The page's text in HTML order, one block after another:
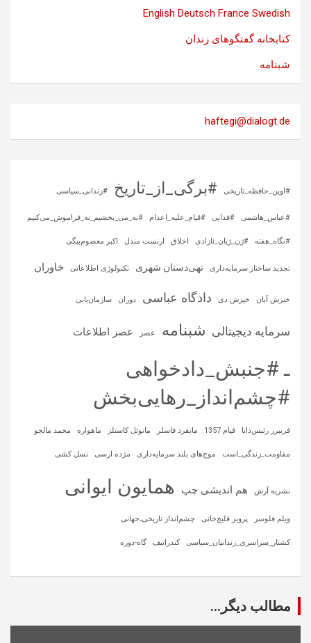
English Deutsch France Swedish
کتابخانه گفتگوهای زندان
شبنامه
haftegi@dialogt.de
#اوین_حافظه_تاریخی #برگی_از_تاریخ #زندانی_سیاسی
#عباس_هاشمی #فدایی #قیام_علیه_اعدام #نه_می_بخشیم_نه_فراموش_می‌کنیم
#نگاه_هفته #ژن_ژیان_ئازادی اخلاق ارنست مندل اکبر معصوم‌بیگی
تجدید ساختار سرمایه‌داری تهی‌دستان شهری تکنولوژی اطلاعاتی خاوران
خیزش آبان خیزش دی دادگاه عباسی دوران سازمان‌یابی
سرمایه‌ دیجیتالی شبنامه عصر عصر اطلاعات
ـ #جنبش_دادخواهی
#چشم‌انداز_رهایی‌بخش
فریبرز رئیس‌دانا قیام 1357 مانفرد فاسلر مانوئل کاستلز ماهواره‌ محمد مالجو
مقاومت_زندگی_است موج‌های بلند سرمایه‌داری مژده ارسی نسل کشی
نشریه آرش هم اندیشی چپ همایون ایوانی
ویلم فلوسر پرویز قلیچ‌خانی چشم‌انداز تاریخی‌ـ‌جهانی
کشتار_سراسری_زندانیان_سیاسی کندراتیف گاه-دوره
مطالب دیگر...